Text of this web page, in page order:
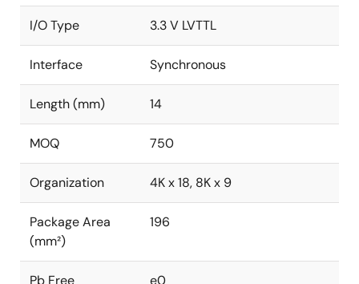
I/O Type 3.3 V LVTTL
Interface Synchronous
Length (mm) 14
MOQ 750
Organization 4K x 18, 8K x 9
Package Area
(mm²)
196
Pb Free e0